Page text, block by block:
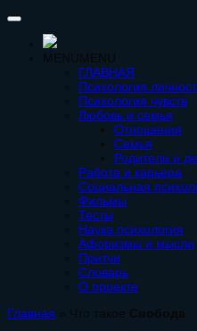
MENUMENU
ГЛАВНАЯ
Психология
Психология чувств
Любовь и семья
Отношения
Семья
Родители и
Работа и карьера
Социальная
Фильмы
Тесты
Наука психология
Афоризмы и мысли
Притчи
Словарь
О проекте
Главная » Что такое Свобода